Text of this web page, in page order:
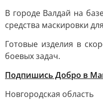
В городе Валдай на
средства маскировки
Готовые изделия в
боевых задач.
Подпишись Добро в
Новгородская область